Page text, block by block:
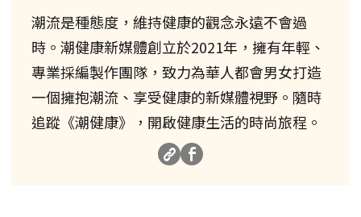
潮流是種態度，維持健康的觀念永遠不會過
時。潮健康新媒體創立於2021年，擁有年輕、
專業採編製作團隊，致力為華人都會男女打造
一個擁抱潮流、享受健康的新媒體視野。隨時
追蹤《潮健康》，開啟健康生活的時尚旅程。